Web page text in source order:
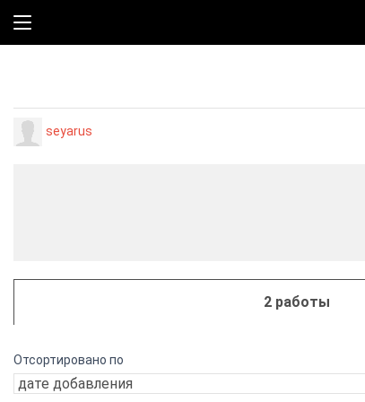
seyarus
2 работы
Отсортировано по